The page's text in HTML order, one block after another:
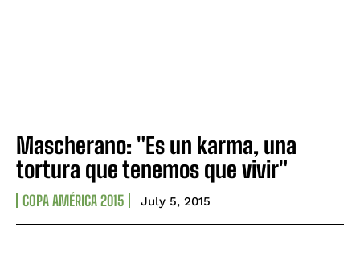
Mascherano: "Es un karma, una
tortura que tenemos que vivir"
COPA AMÉRICA 2015 July 5, 2015